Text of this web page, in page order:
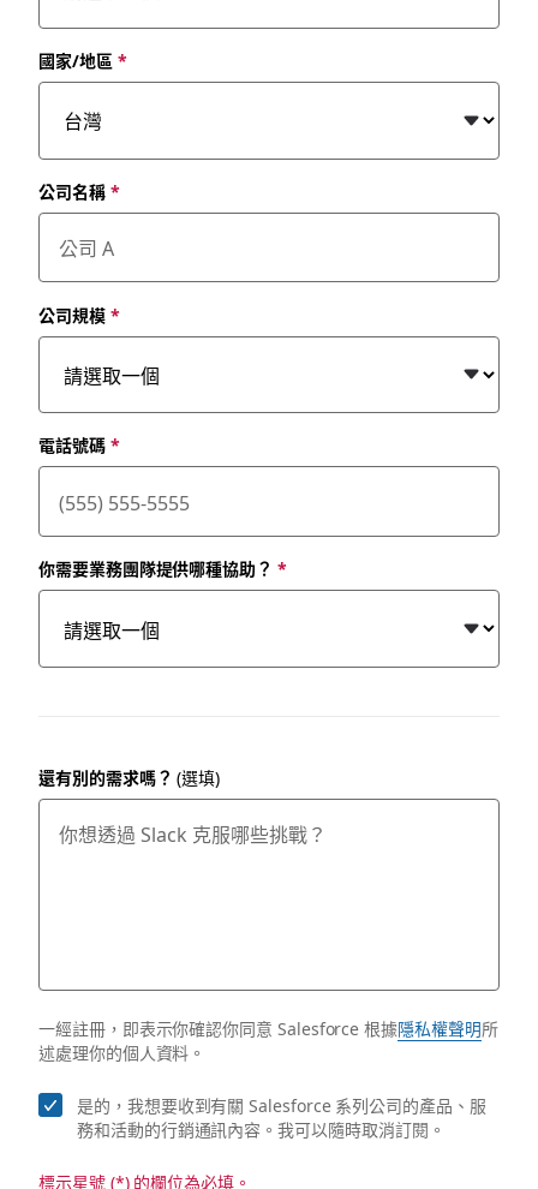
國家/地區 *
公司名稱*
公司規模*
電話號碼*
你需要業務團隊提供哪種協助？ *
還有別的需求嗎？ (選填)
一經註冊，即表示你確認你同意 Salesforce 根據隱私權聲明所
述處理你的個人資料。
是的，我想要收到有關 Salesforce 系列公司的產品、服
務和活動的行銷通訊內容。我可以隨時取消訂閱。
標示星號 (*) 的欄位為必填。